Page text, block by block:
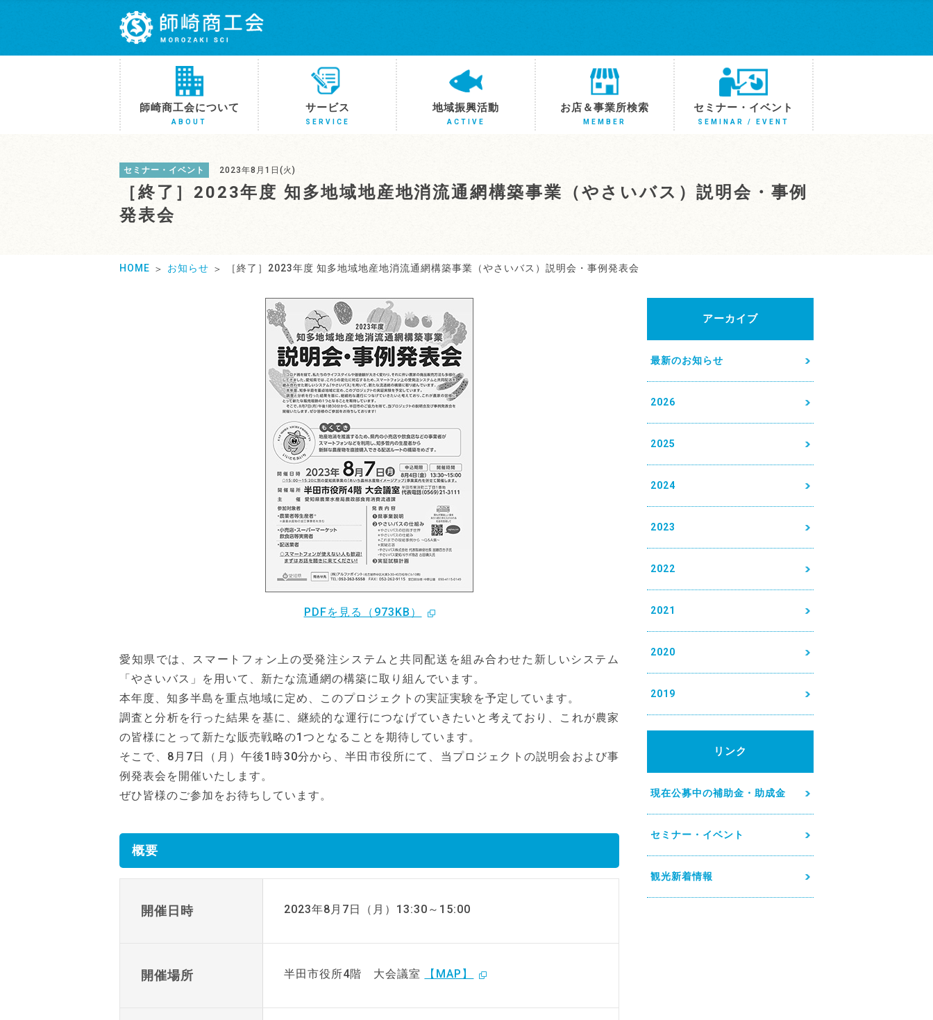
師崎商工会について
ABOUT
サービス
SERVICE
地域振興活動
ACTIVE
お店＆事業所検索
MEMBER
セミナー・イベント
SEMINAR / EVENT
セミナー・イベント 2023年8月1日(火)
［終了］2023年度 知多地域地産地消流通網構築事業（やさいバス）説明会・事例
発表会
HOME お知らせ ［終了］2023年度 知多地域地産地消流通網構築事業（やさいバス）説明会・事例発表会
PDFを見る（973KB）
愛知県では、スマートフォン上の受発注システムと共同配送を組み合わせた新しいシステム
「やさいバス」を用いて、新たな流通網の構築に取り組んでいます。
本年度、知多半島を重点地域に定め、このプロジェクトの実証実験を予定しています。
調査と分析を行った結果を基に、継続的な運行につなげていきたいと考えており、これが農家
の皆様にとって新たな販売戦略の1つとなることを期待しています。
そこで、8月7日（月）午後1時30分から、半田市役所にて、当プロジェクトの説明会および事
例発表会を開催いたします。
ぜひ皆様のご参加をお待ちしています。
概要
開催日時 2023年8月7日（月）13:30～15:00
開催場所 半田市役所4階 大会議室 【MAP】
アーカイブ
最新のお知らせ
2026
2025
2024
2023
2022
2021
2020
2019
リンク
現在公募中の補助金・助成金
セミナー・イベント
観光新着情報